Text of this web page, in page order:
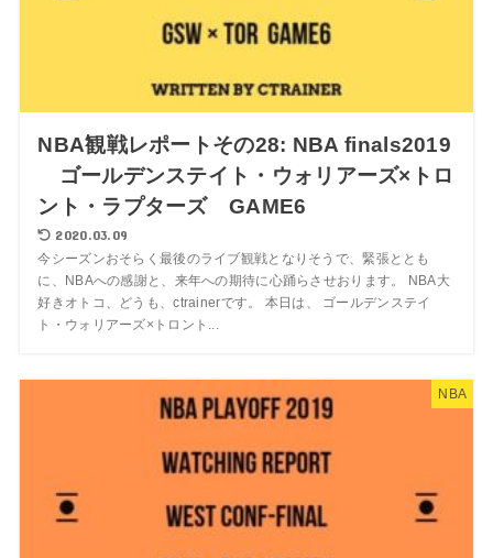
NBA観戦レポートその28: NBA finals2019
ゴールデンステイト・ウォリアーズ×トロ
ント・ラプターズ GAME6
2020.03.09
今シーズンおそらく最後のライブ観戦となりそうで、緊張ととも
に、NBAへの感謝と、来年への期待に心踊らさせおります。 NBA大
好きオトコ、どうも、ctrainerです。 本日は、 ゴールデンステイ
ト・ウォリアーズ×トロント...
NBA